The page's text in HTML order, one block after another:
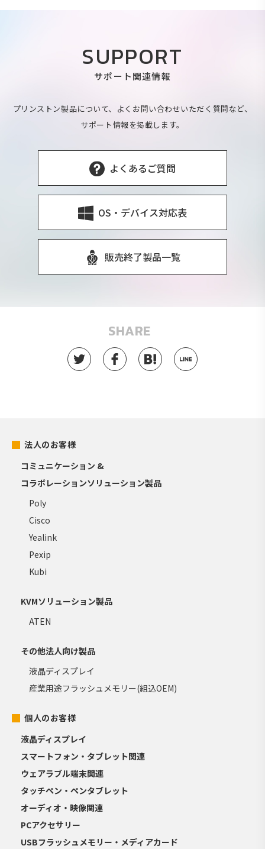
SUPPORT
サポート関連情報
プリンストン製品について、よくお問い合わせいただく質問など、
サポート情報を掲載します。
よくあるご質問
OS・デバイス対応表
販売終了製品一覧
SHARE
法人のお客様
コミュニケーション &
コラボレーションソリューション製品
Poly
Cisco
Yealink
Pexip
Kubi
KVMソリューション製品
ATEN
その他法人向け製品
液晶ディスプレイ
産業用途フラッシュメモリー(組込OEM)
個人のお客様
液晶ディスプレイ
スマートフォン・タブレット関連
ウェアラブル端末関連
タッチペン・ペンタブレット
オーディオ・映像関連
PCアクセサリー
USBフラッシュメモリー・メディアカード